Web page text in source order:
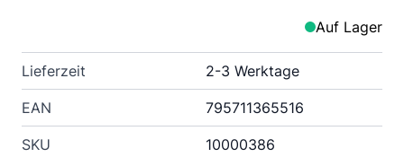
Auf Lager
Lieferzeit 2-3 Werktage
EAN 795711365516
SKU 10000386